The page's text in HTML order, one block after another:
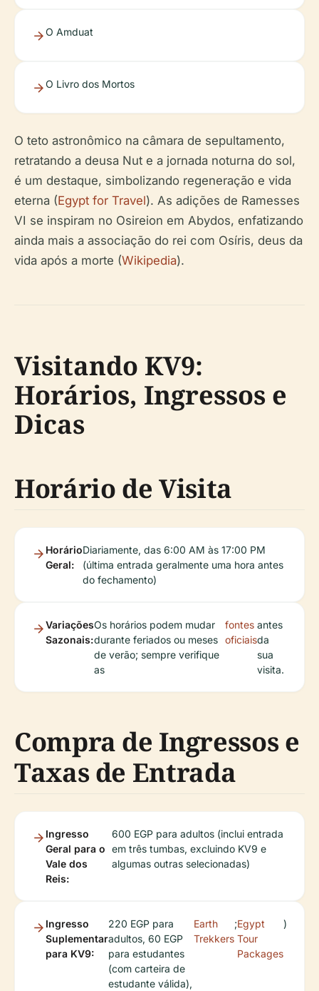
O Amduat
O Livro dos Mortos
O teto astronômico na câmara de sepultamento,
retratando a deusa Nut e a jornada noturna do sol,
é um destaque, simbolizando regeneração e vida
eterna (Egypt for Travel). As adições de Ramesses
VI se inspiram no Osireion em Abydos, enfatizando
ainda mais a associação do rei com Osíris, deus da
vida após a morte (Wikipedia).
Visitando KV9:
Horários, Ingressos e
Dicas
Horário de Visita
Horário
Geral:
Diariamente, das 6:00 AM às 17:00 PM
(última entrada geralmente uma hora antes
do fechamento)
Variações
Sazonais:
Os horários podem mudar
durante feriados ou meses
de verão; sempre verifique
as
fontes
oficiais
antes
da
sua
visita.
Compra de Ingressos e
Taxas de Entrada
Ingresso
Geral para o
Vale dos
Reis:
600 EGP para adultos (inclui entrada
em três tumbas, excluindo KV9 e
algumas outras selecionadas)
Ingresso
Suplementar
para KV9:
220 EGP para
adultos, 60 EGP
para estudantes
(com carteira de
estudante válida),
Earth
Trekkers
;Egypt
Tour
Packages
)